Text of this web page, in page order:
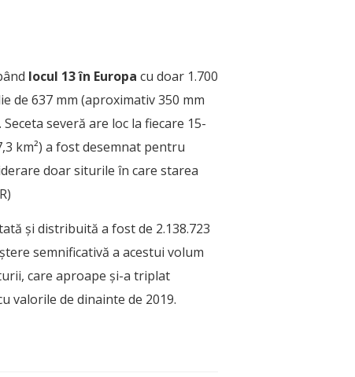
locul 13 în Europa cu doar 1.700
de 637 mm (aproximativ 350 mm
severă are loc la fiecare 15-
km²) a fost desemnat pentru
doar siturile în care starea
și distribuită a fost de 2.138.723
semnificativă a acestui volum
care aproape și-a triplat
valorile de dinainte de 2019.